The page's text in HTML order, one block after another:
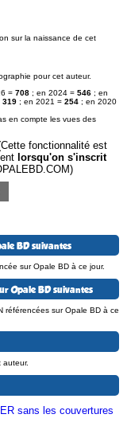
sur la naissance de cet
pour cet auteur.
= 708 ; en 2024 = 546 ; en
319 ; en 2021 = 254 ; en 2020
en compte les vues des
fonctionnalité est
lorsqu'on s'inscrit
BD suivantes
sur Opale BD à ce jour.
Opale BD suivantes
référencées sur Opale BD à ce
auteur.
sans les couvertures